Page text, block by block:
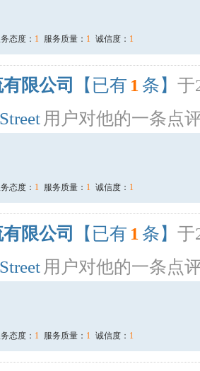
态度： 1 服务质量： 1 诚信度： 1
限公司 【已有 1 条】 于
用户对他的一条点
态度： 1 服务质量： 1 诚信度： 1
限公司 【已有 1 条】 于
用户对他的一条点
态度： 1 服务质量： 1 诚信度： 1